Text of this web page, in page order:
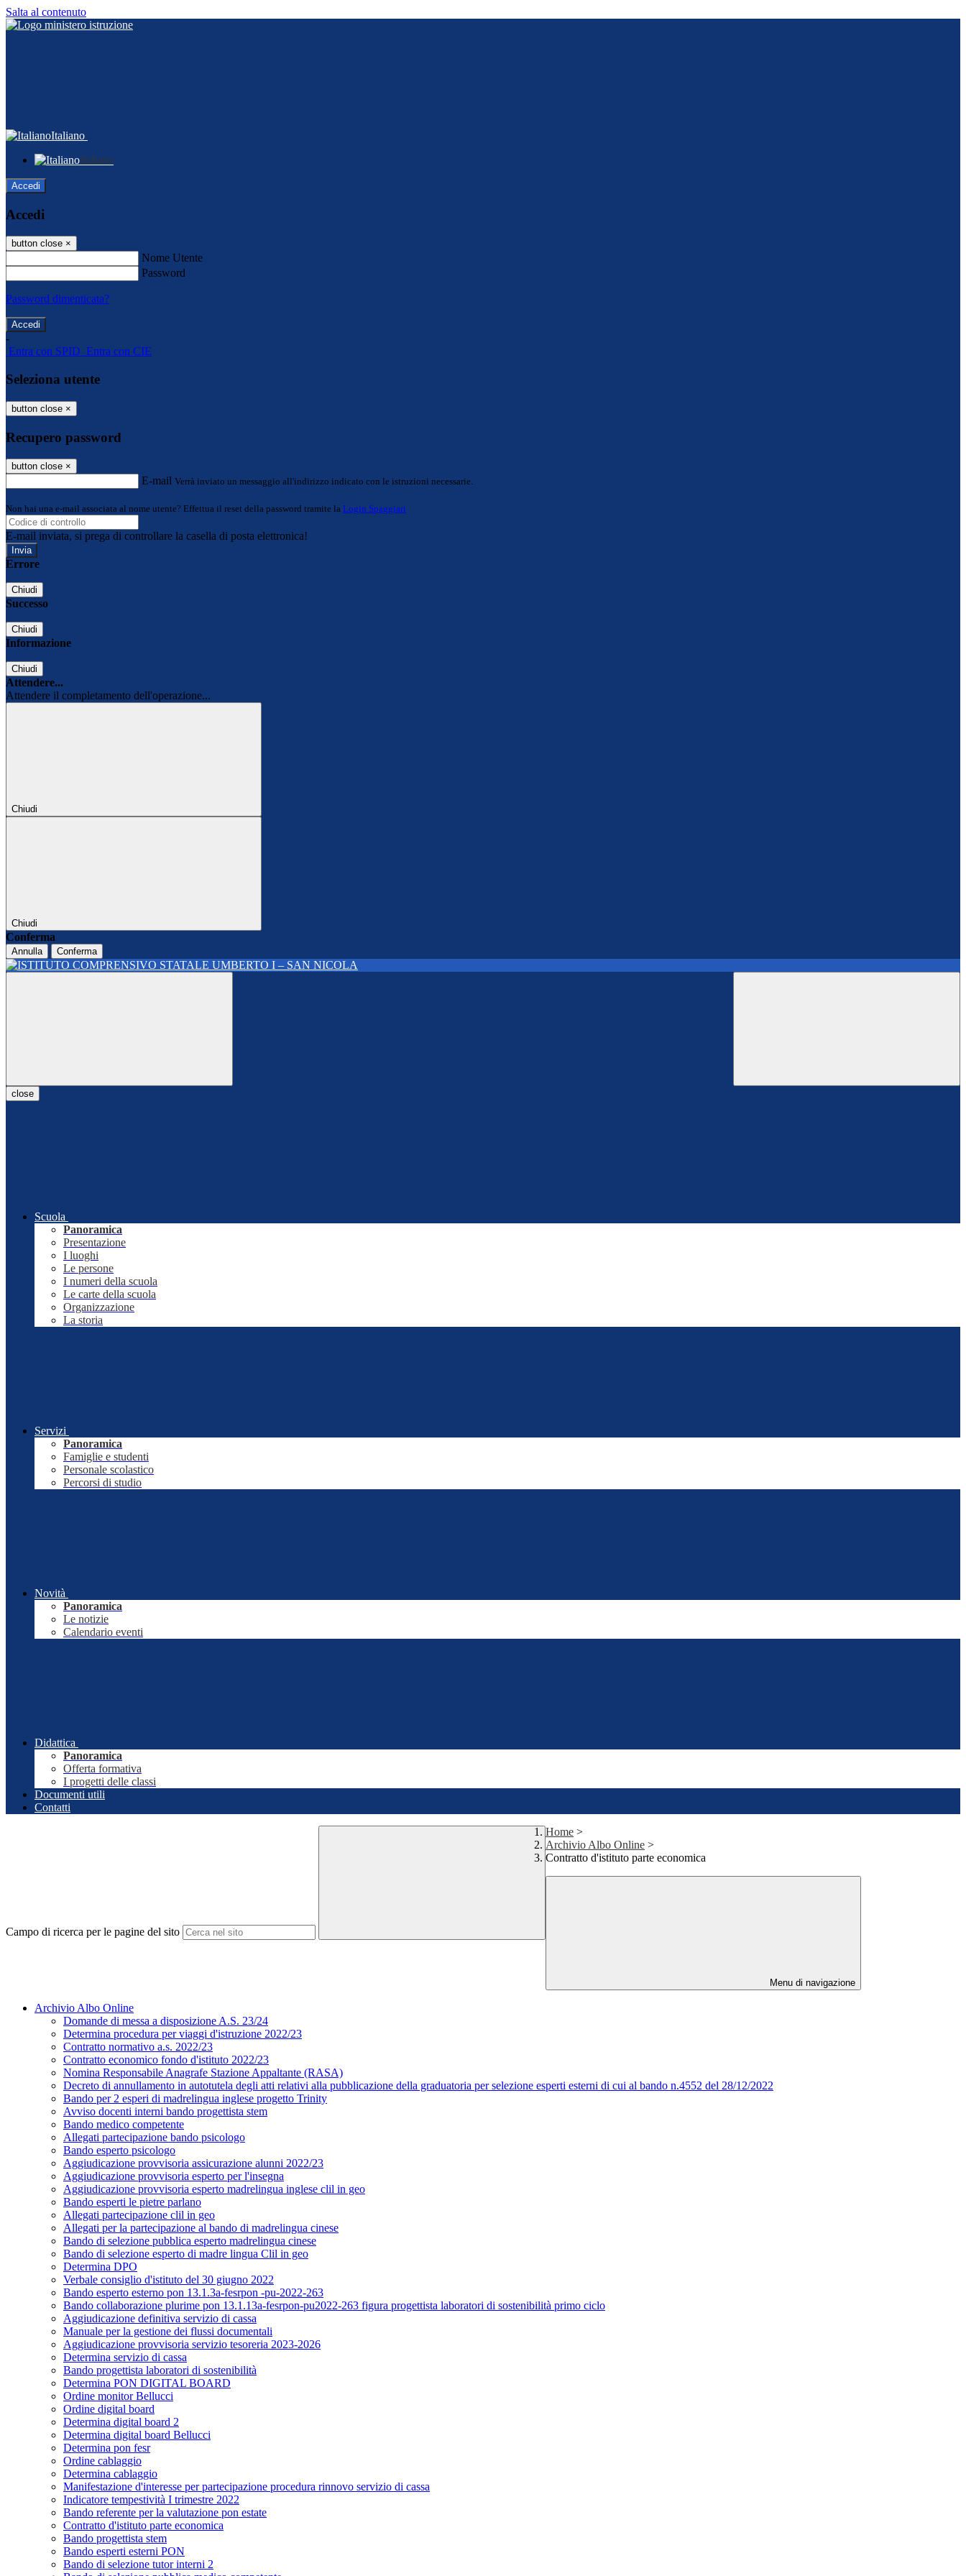
Salta al contenuto
Italiano
Italiano
Accedi
Accedi
button close ×
Nome Utente
Password
Password dimenticata?
-
Entra con SPID Entra con CIE
Seleziona utente
button close ×
Recupero password
button close ×
E-mail Verrà inviato un messaggio all'indirizzo indicato con le istruzioni necessarie.
Non hai una e-mail associata al nome utente? Effettua il reset della password tramite la Login Spaggiari
E-mail inviata, si prega di controllare la casella di posta elettronica!
Errore
Chiudi
Successo
Chiudi
Informazione
Chiudi
Attendere...
Attendere il completamento dell'operazione...
Chiudi
Chiudi
Conferma
Annulla Conferma
close
Scuola
Panoramica
Presentazione
I luoghi
Le persone
I numeri della scuola
Le carte della scuola
Organizzazione
La storia
Servizi
Panoramica
Famiglie e studenti
Personale scolastico
Percorsi di studio
Novità
Panoramica
Le notizie
Calendario eventi
Didattica
Panoramica
Offerta formativa
I progetti delle classi
Documenti utili
Contatti
Campo di ricerca per le pagine del sito
Home >
Archivio Albo Online >
Contratto d'istituto parte economica
Menu di navigazione
Archivio Albo Online
Domande di messa a disposizione A.S. 23/24
Determina procedura per viaggi d'istruzione 2022/23
Contratto normativo a.s. 2022/23
Contratto economico fondo d'istituto 2022/23
Nomina Responsabile Anagrafe Stazione Appaltante (RASA)
Decreto di annullamento in autotutela degli atti relativi alla pubblicazione della graduatoria per selezione esperti esterni di cui al bando n.4552 del 28/12/2022
Bando per 2 esperi di madrelingua inglese progetto Trinity
Avviso docenti interni bando progettista stem
Bando medico competente
Allegati partecipazione bando psicologo
Bando esperto psicologo
Aggiudicazione provvisoria assicurazione alunni 2022/23
Aggiudicazione provvisoria esperto per l'insegna
Aggiudicazione provvisoria esperto madrelingua inglese clil in geo
Bando esperti le pietre parlano
Allegati partecipazione clil in geo
Allegati per la partecipazione al bando di madrelingua cinese
Bando di selezione pubblica esperto madrelingua cinese
Bando di selezione esperto di madre lingua Clil in geo
Determina DPO
Verbale consiglio d'istituto del 30 giugno 2022
Bando esperto esterno pon 13.1.3a-fesrpon -pu-2022-263
Bando collaborazione plurime pon 13.1.13a-fesrpon-pu2022-263 figura progettista laboratori di sostenibilità primo ciclo
Aggiudicazione definitiva servizio di cassa
Manuale per la gestione dei flussi documentali
Aggiudicazione provvisoria servizio tesoreria 2023-2026
Determina servizio di cassa
Bando progettista laboratori di sostenibilità
Determina PON DIGITAL BOARD
Ordine monitor Bellucci
Ordine digital board
Determina digital board 2
Determina digital board Bellucci
Determina pon fesr
Ordine cablaggio
Determina cablaggio
Manifestazione d'interesse per partecipazione procedura rinnovo servizio di cassa
Indicatore tempestività I trimestre 2022
Bando referente per la valutazione pon estate
Contratto d'istituto parte economica
Bando progettista stem
Bando esperti esterni PON
Bando di selezione tutor interni 2